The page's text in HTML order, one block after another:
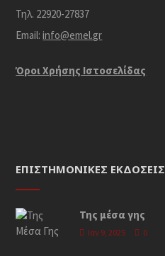
Τηλ. 22920-27837
Email:info@emel.gr
Όροι Χρήσης Iστοσελίδας
ΕΠΙΣΤΗΜΟΝΙΚΈΣ ΕΚΔΌΣΕΙΣ
Της μέσα γης
Ιαν 9, 2025 0